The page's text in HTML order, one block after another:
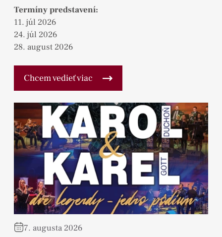
Termíny predstavení:
11. júl 2026
24. júl 2026
28. august 2026
Chcem vedieť viac
7. augusta 2026